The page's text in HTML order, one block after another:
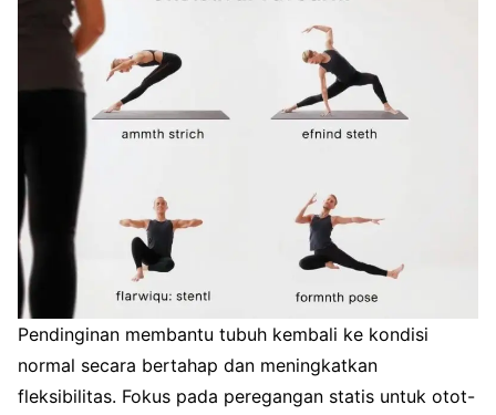
Pendinginan membantu tubuh kembali ke kondisi
normal secara bertahap dan meningkatkan
fleksibilitas. Fokus pada peregangan statis untuk otot-